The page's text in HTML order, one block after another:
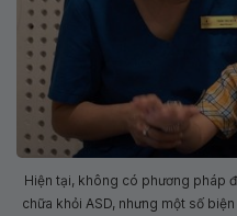
Hiện tại, không có phương pháp
chữa khỏi ASD, nhưng một số